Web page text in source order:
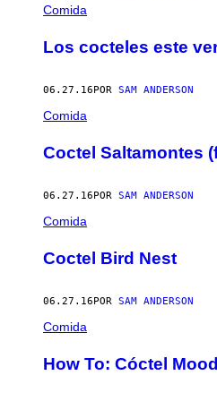
Comida
Los cocteles este
06.27.16 POR SAM ANDERSON
Comida
Coctel Saltamontes
06.27.16 POR SAM ANDERSON
Comida
Coctel Bird Nest
06.27.16 POR SAM ANDERSON
Comida
How To: Cóctel